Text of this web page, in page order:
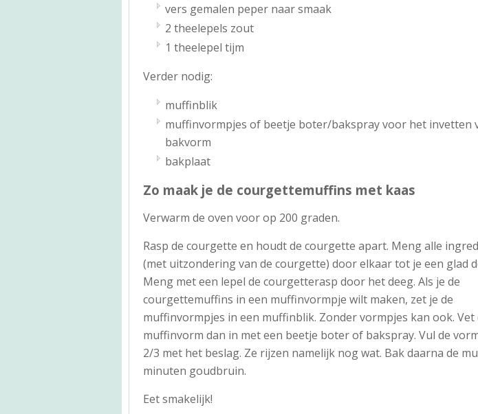
vers gemalen peper naar smaak
2 theelepels zout
1 theelepel tijm
Verder nodig:
muffinblik
muffinvormpjes of beetje boter/bakspray voor het invetten
bakvorm
bakplaat
Zo maak je de courgettemuffins met kaas
Verwarm de oven voor op 200 graden.
Rasp de courgette en houdt de courgette apart. Meng alle
(met uitzondering van de courgette) door elkaar tot je een glad
Meng met een lepel de courgetterasp door het deeg. Als je de
courgettemuffins in een muffinvormpje wilt maken, zet je de
muffinvormpjes in een muffinblik. Zonder vormpjes kan ook. Vet
muffinvorm dan in met een beetje boter of bakspray. Vul de
2/3 met het beslag. Ze rijzen namelijk nog wat. Bak daarna de
minuten goudbruin.
Eet smakelijk!